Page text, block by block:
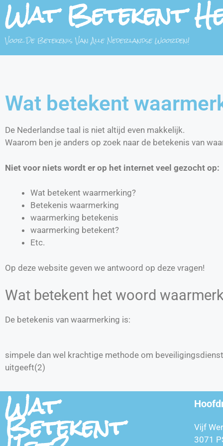
Wat Betekent
Voor De Betekenis Van Alle Nederlandse Woorden!
Wat betekent
De Nederlandse taal is niet altijd even makkelijk.
Waarom ben je anders op zoek naar de betekenis van
Niet voor niets wordt er op het internet veel gezocht op:
Wat betekent waarmerking?
Betekenis waarmerking
waarmerking betekenis
waarmerking betekent?
Etc.
Op deze website geven we antwoord op deze vragen!
Wat betekent het woord
De betekenis van waarmerking is:
simpele dan wel krachtige methode om
uitgeeft(2)
Wat
Betekent
Vijf
3071